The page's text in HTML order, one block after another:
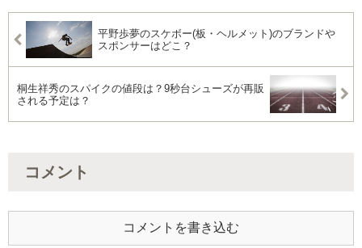
平野歩夢のスケボー(板・ヘルメット)のブランドや
スポンサーはどこ？
桐生祥秀のスパイクの値段は？9秒台シューズが再販
される予定は？
コメント
コメントを書き込む